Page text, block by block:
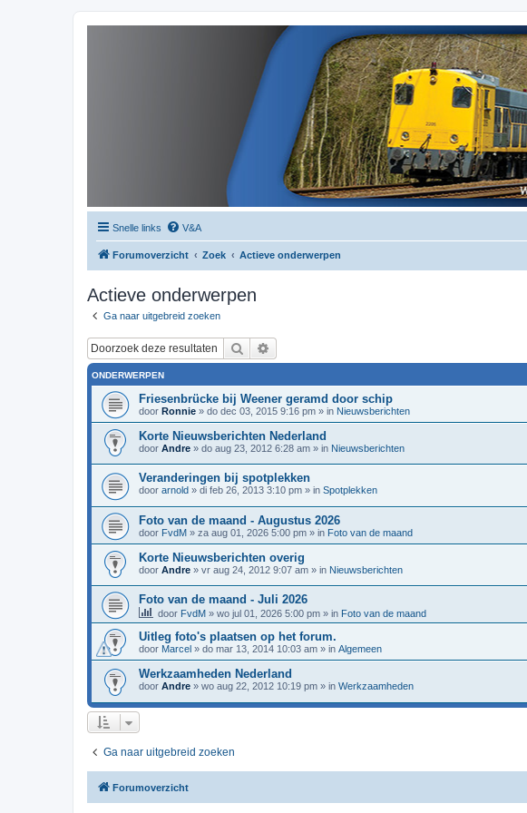
Snelle links V&A
Forumoverzicht Zoek Actieve onderwerpen
Actieve onderwerpen
Ga naar uitgebreid zoeken
Zoek
ONDERWERPEN
Friesenbrücke bij Weener geramd door schip
door Ronnie » do dec 03, 2015 9:16 pm » in Nieuwsberichten
Korte Nieuwsberichten Nederland
door Andre » do aug 23, 2012 6:28 am » in Nieuwsberichten
Veranderingen bij spotplekken
door arnold » di feb 26, 2013 3:10 pm » in Spotplekken
Foto van de maand - Augustus 2026
door FvdM » za aug 01, 2026 5:00 pm » in Foto van de maand
Korte Nieuwsberichten overig
door Andre » vr aug 24, 2012 9:07 am » in Nieuwsberichten
Foto van de maand - Juli 2026
door FvdM » wo jul 01, 2026 5:00 pm » in Foto van de maand
Uitleg foto's plaatsen op het forum.
door Marcel » do mar 13, 2014 10:03 am » in Algemeen
Werkzaamheden Nederland
door Andre » wo aug 22, 2012 10:19 pm » in Werkzaamheden
Ga naar uitgebreid zoeken
Forumoverzicht